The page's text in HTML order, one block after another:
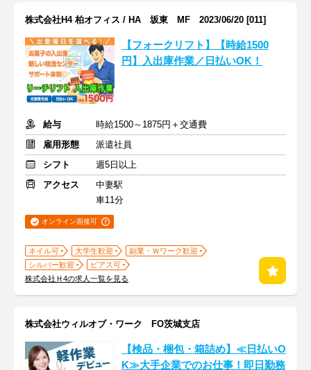
株式会社H4 柏オフィス / HA 坂東 MF 2023/06/20 [011]
【フォークリフト】【時給1500
円】入出庫作業／日払いOK！
給与
時給1500～1875円＋交通費
雇用形態
派遣社員
シフト
週5日以上
アクセス
中妻駅
車11分
オンライン面接可
ネイル可 大学生歓迎
副業・Ｗワーク歓迎
シルバー歓迎
ピアス可
株式会社Ｈ4の求人一覧を見る
株式会社ウィルオブ・ワーク FO茨城支店
【検品・梱包・箱詰め】≪日払いO
K≫大手企業でのお仕事！即日勤務